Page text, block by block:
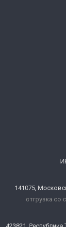
141075,
отгрузка со